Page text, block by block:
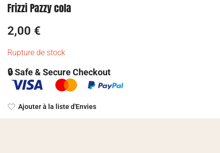
Frizzi Pazzy cola
2,00 €
Rupture de stock
🔒 Safe & Secure Checkout
Ajouter à la liste d'Envies